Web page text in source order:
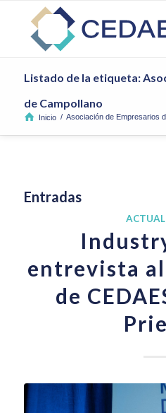
Listado de la etiqueta:
de Campollano
Inicio / Asociación de Empresarios
Entradas
entrevista
de